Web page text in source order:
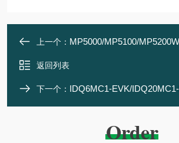
上一个： MP5000/MP5100/MP5200WIFI7/蓝牙
返回列表
下一个： IDQ6MC1-EVK/IDQ20MC1-
Order